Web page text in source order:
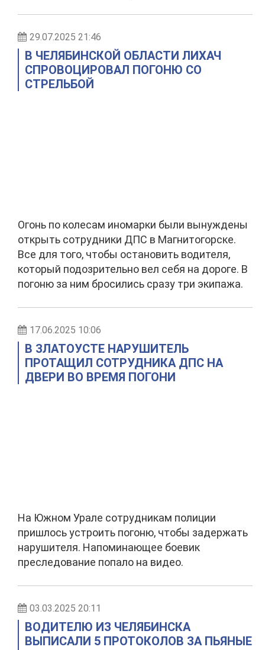
29.07.2025 21:46
В ЧЕЛЯБИНСКОЙ ОБЛАСТИ ЛИХАЧ
СПРОВОЦИРОВАЛ ПОГОНЮ СО
СТРЕЛЬБОЙ
Огонь по колесам иномарки были вынуждены
открыть сотрудники ДПС в Магнитогорске.
Все для того, чтобы остановить водителя,
который подозрительно вел себя на дороге. В
погоню за ним бросились сразу три экипажа.
17.06.2025 10:06
В ЗЛАТОУСТЕ НАРУШИТЕЛЬ
ПРОТАЩИЛ СОТРУДНИКА ДПС НА
ДВЕРИ ВО ВРЕМЯ ПОГОНИ
На Южном Урале сотрудникам полиции
пришлось устроить погоню, чтобы задержать
нарушителя. Напоминающее боевик
преследование попало на видео.
03.03.2025 20:11
ВОДИТЕЛЮ ИЗ ЧЕЛЯБИНСКА
ВЫПИСАЛИ 5 ПРОТОКОЛОВ ЗА ПЬЯНЫЕ